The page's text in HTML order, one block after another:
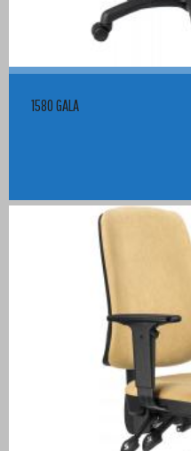
1580 GALA